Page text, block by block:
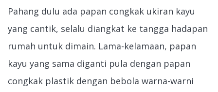
Pahang dulu ada papan congkak ukiran kayu
yang cantik, selalu diangkat ke tangga hadapan
rumah untuk dimain. Lama-kelamaan, papan
kayu yang sama diganti pula dengan papan
congkak plastik dengan bebola warna-warni